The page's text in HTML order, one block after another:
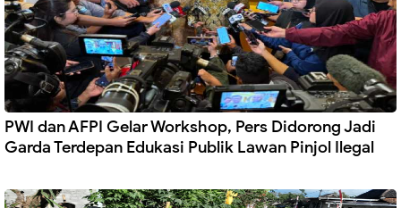
PWI dan AFPI Gelar Workshop, Pers Didorong Jadi
Garda Terdepan Edukasi Publik Lawan Pinjol Ilegal